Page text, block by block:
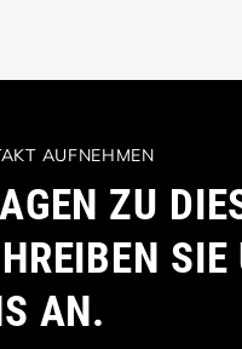
AUFNEHMEN
ZU
SIE
AN.